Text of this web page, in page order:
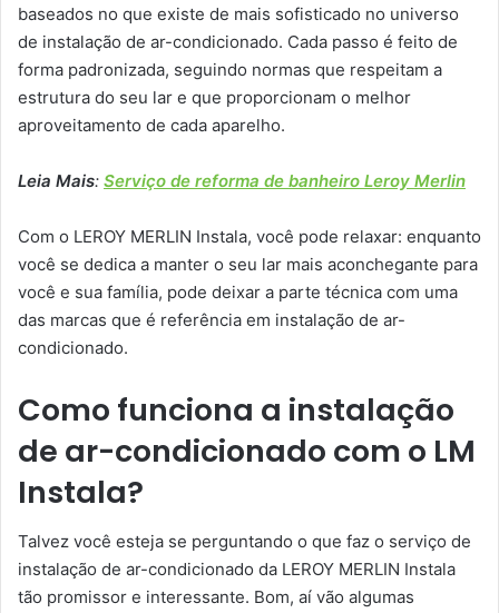
baseados no que existe de mais sofisticado no universo
de instalação de ar-condicionado. Cada passo é feito de
forma padronizada, seguindo normas que respeitam a
estrutura do seu lar e que proporcionam o melhor
aproveitamento de cada aparelho.
Leia Mais: Serviço de reforma de banheiro Leroy Merlin
Com o LEROY MERLIN Instala, você pode relaxar: enquanto
você se dedica a manter o seu lar mais aconchegante para
você e sua família, pode deixar a parte técnica com uma
das marcas que é referência em instalação de ar-
condicionado.
Como funciona a instalação
de ar-condicionado com o LM
Instala?
Talvez você esteja se perguntando o que faz o serviço de
instalação de ar-condicionado da LEROY MERLIN Instala
tão promissor e interessante. Bom, aí vão algumas